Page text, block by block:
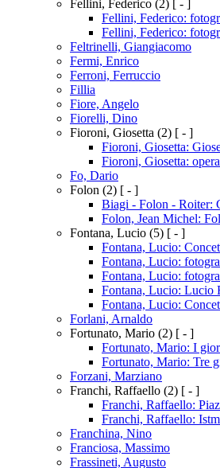
Fellini, Federico (2) [ - ]
Fellini, Federico:
Fellini, Federico:
Feltrinelli, Giangiacomo
Fermi, Enrico
Ferroni, Ferruccio
Fillia
Fiore, Angelo
Fiorelli, Dino
Fioroni, Giosetta (2) [ - ]
Fioroni, Giosetta:
Fioroni, Giosetta:
Fo, Dario
Folon (2) [ - ]
Biagi - Folon - Roiter:
Folon, Jean Michel:
Fontana, Lucio (5) [ - ]
Fontana, Lucio:
Fontana, Lucio:
Fontana, Lucio:
Fontana, Lucio: Lucio
Fontana, Lucio:
Forlani, Arnaldo
Fortunato, Mario (2) [ - ]
Fortunato, Mario: I
Fortunato, Mario: Tre
Forzani, Marziano
Franchi, Raffaello (2) [ - ]
Franchi, Raffaello:
Franchi, Raffaello:
Franchina, Nino
Franciosa, Massimo
Frassineti, Augusto